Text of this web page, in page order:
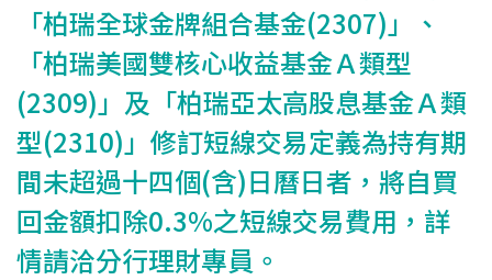
「柏瑞全球金牌組合基金(2307)」、
「柏瑞美國雙核心收益基金Ａ類型
(2309)」及「柏瑞亞太高股息基金Ａ類
型(2310)」修訂短線交易定義為持有期
間未超過十四個(含)日曆日者，將自買
回金額扣除0.3%之短線交易費用，詳
情請洽分行理財專員。